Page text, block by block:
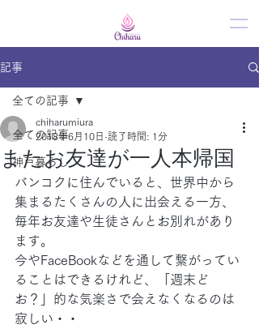
記事
全ての記事
神戸暮らし
全ての記事
またお友達が一人本帰国
chiharumiura
2018年6月10日 読了時間: 1分
バンコクに住んでいると、世界中から
集まるたくさんの人に出会える一方、
毎年お友達や生徒さんとお別れがあり
ます。
今やFaceBookなどを通して繋がってい
ることはできるけれど、「週末ど
お？」的な気楽さで会えなくなるのは
寂しい・・